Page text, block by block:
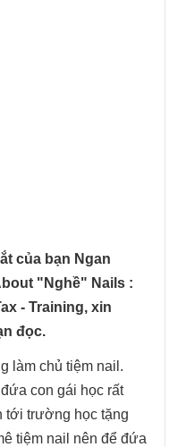
của bạn Ngan
"Nghề" Nails :
- Training, xin
đọc.
làm chủ tiệm nail.
con gái học rất
tới trường học tặng
tiệm nail nên để đứa